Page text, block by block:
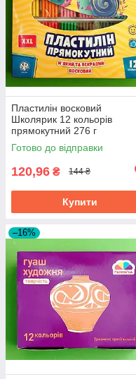
Пластилін восковий
Школярик 12 кольорів
прямокутний 276 г
Готово до відправки
120,96 ₴ 144 ₴
Купити
–16%